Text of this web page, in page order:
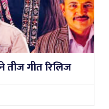
तीज गीत रिलिज